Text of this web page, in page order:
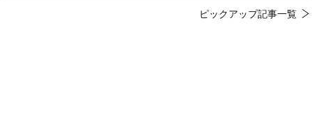
ピックアップ記事一覧